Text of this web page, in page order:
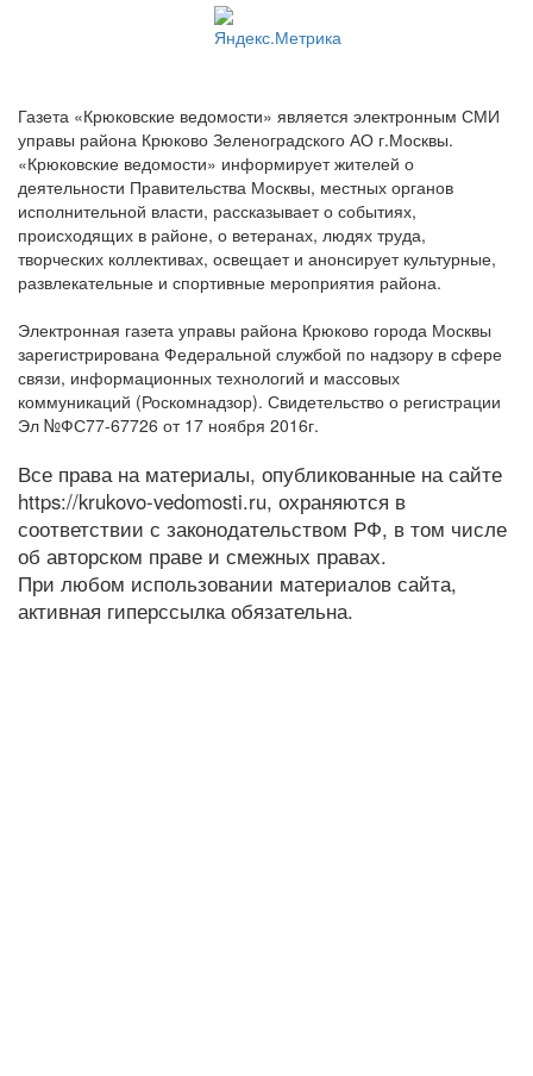
Газета «Крюковские ведомости» является электронным СМИ
управы района Крюково Зеленоградского АО г.Москвы.
«Крюковские ведомости» информирует жителей о
деятельности Правительства Москвы, местных органов
исполнительной власти, рассказывает о событиях,
происходящих в районе, о ветеранах, людях труда,
творческих коллективах, освещает и анонсирует культурные,
развлекательные и спортивные мероприятия района.
Электронная газета управы района Крюково города Москвы
зарегистрирована Федеральной службой по надзору в сфере
связи, информационных технологий и массовых
коммуникаций (Роскомнадзор). Свидетельство о регистрации
Эл №ФС77-67726 от 17 ноября 2016г.
Все права на материалы, опубликованные на сайте
https://krukovo-vedomosti.ru, охраняются в
соответствии с законодательством РФ, в том числе
об авторском праве и смежных правах.
При любом использовании материалов сайта,
активная гиперссылка обязательна.